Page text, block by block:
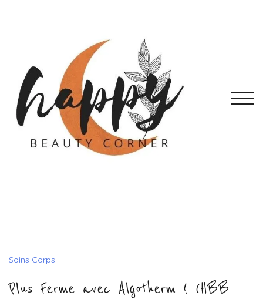
Soins Corps
Plus Ferme avec Algotherm ! (HBB